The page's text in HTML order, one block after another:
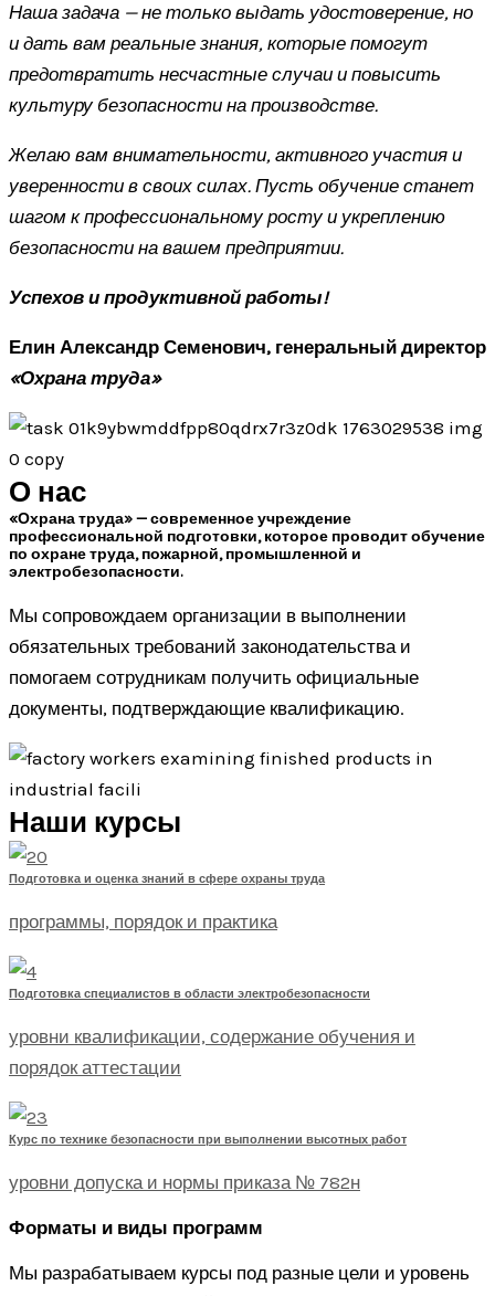
Наша задача — не только выдать удостоверение, но
и дать вам реальные знания, которые помогут
предотвратить несчастные случаи и повысить
культуру безопасности на производстве.
Желаю вам внимательности, активного участия и
уверенности в своих силах. Пусть обучение станет
шагом к профессиональному росту и укреплению
безопасности на вашем предприятии.
Успехов и продуктивной работы!
Елин Александр Семенович, генеральный директор
«Охрана труда»
О нас
«Охрана труда» — современное учреждение
профессиональной подготовки, которое проводит обучение
по охране труда, пожарной, промышленной и
электробезопасности.
Мы сопровождаем организации в выполнении
обязательных требований законодательства и
помогаем сотрудникам получить официальные
документы, подтверждающие квалификацию.
Наши курсы
Подготовка и оценка знаний в сфере охраны труда
программы, порядок и практика
Подготовка специалистов в области электробезопасности
уровни квалификации, содержание обучения и
порядок аттестации
Курс по технике безопасности при выполнении высотных работ
уровни допуска и нормы приказа № 782н
Форматы и виды программ
Мы разрабатываем курсы под разные цели и уровень